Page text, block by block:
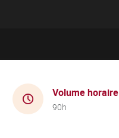
Volume horaire
90h